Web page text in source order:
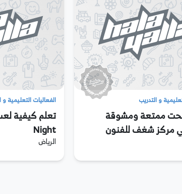
و التدريب
ممتعة ومشوقة
مركز شغف للفنون
الفعاليات التعليمية و
Night
الرياض